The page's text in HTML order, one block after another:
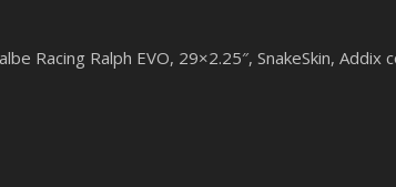
Racing Ralph EVO, 29×2.25″, SnakeSkin,